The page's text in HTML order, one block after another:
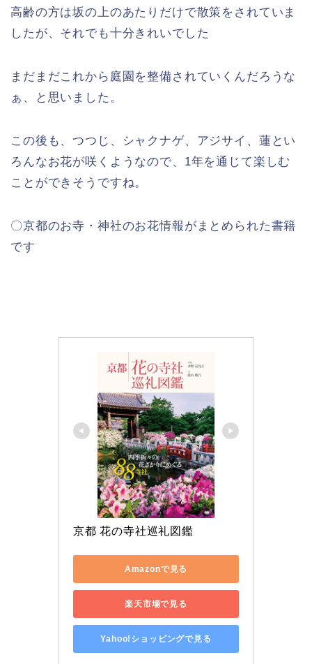
高齢の方は坂の上のあたりだけで散策をされていま
したが、それでも十分きれいでした
まだまだこれから庭園を整備されていくんだろうな
ぁ、と思いました。
この後も、つつじ、シャクナゲ、アジサイ、蓮とい
ろんなお花が咲くようなので、1年を通じて楽しむ
ことができそうですね。
〇京都のお寺・神社のお花情報がまとめられた書籍
です
京都 花の寺社巡礼図鑑
Amazonで見る
楽天市場で見る
Yahoo!ショッピングで見る